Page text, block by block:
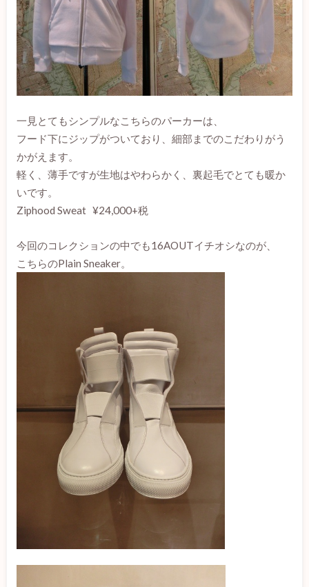
一見とてもシンプルなこちらのパーカーは、
フード下にジップがついており、細部までのこだわりがう
かがえます。
軽く、薄手ですが生地はやわらかく、裏起毛でとても暖か
いです。
Ziphood Sweat ¥24,000+税
今回のコレクションの中でも16AOUTイチオシなのが、
こちらのPlain Sneaker。